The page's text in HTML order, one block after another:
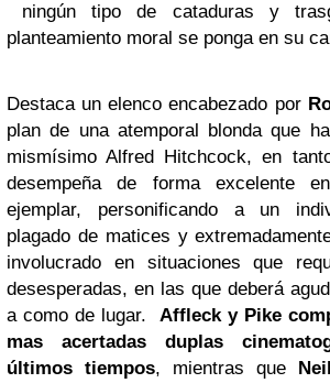
ningún tipo de cataduras y
planteamiento moral se ponga en su
Destaca un elenco encabezado por
plan de una atemporal blonda que
mismísimo Alfred Hitchcock, en
desempeña de forma excelente
ejemplar, personificando a un
plagado de matices y
involucrado en situaciones que
desesperadas, en las que deberá
a como de lugar. Affleck y Pike
mas acertadas duplas
últimos tiempos, mientras que